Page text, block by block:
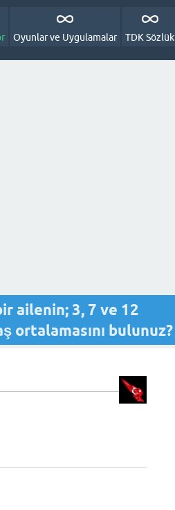
Oyunlar ve Uygulamalar TDK Sözlük
ailenin; 3, 7 ve 12
ortalamasını bulunuz?